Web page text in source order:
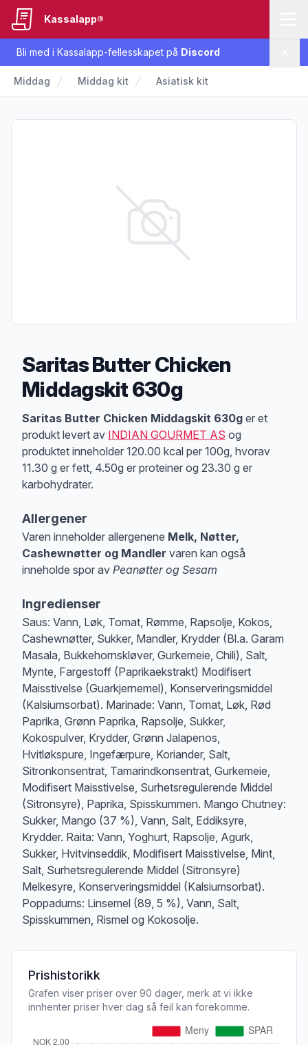
Bli med i Kassalapp-fellesskapet på Discord
Kassalapp®
Middag Middag kit Asiatisk kit
Saritas Butter Chicken
Middagskit 630g
Produktbeskrivelse
Saritas Butter Chicken Middagskit 630g er et
produkt levert av INDIAN GOURMET AS og
produktet inneholder 120.00 kcal per 100g, hvorav
11.30 g er fett, 4.50g er proteiner og 23.30 g er
karbohydrater.
Allergener
Varen inneholder allergenene Melk, Nøtter,
Cashewnøtter og Mandler varen kan også
inneholde spor av Peanøtter og Sesam
Ingredienser
Saus: Vann, Løk, Tomat, Rømme, Rapsolje, Kokos,
Cashewnøtter, Sukker, Mandler, Krydder (Bl.a. Garam
Masala, Bukkehornskløver, Gurkemeie, Chili), Salt,
Mynte, Fargestoff (Paprikaekstrakt) Modifisert
Maisstivelse (Guarkjernemel), Konserveringsmiddel
(Kalsiumsorbat). Marinade: Vann, Tomat, Løk, Rød
Paprika, Grønn Paprika, Rapsolje, Sukker,
Kokospulver, Krydder, Grønn Jalapenos,
Hvitløkspure, Ingefærpure, Koriander, Salt,
Sitronkonsentrat, Tamarindkonsentrat, Gurkemeie,
Modifisert Maisstivelse, Surhetsregulerende Middel
(Sitronsyre), Paprika, Spisskummen. Mango Chutney:
Sukker, Mango (37 %), Vann, Salt, Eddiksyre,
Krydder. Raita: Vann, Yoghurt, Rapsolje, Agurk,
Sukker, Hvitvinseddik, Modifisert Maisstivelse, Mint,
Salt, Surhetsregulerende Middel (Sitronsyre)
Melkesyre, Konserveringsmiddel (Kalsiumsorbat).
Poppadums: Linsemel (89, 5 %), Vann, Salt,
Spisskummen, Rismel og Kokosolje.
Prishistorikk
Grafen viser priser over 90 dager, merk at vi ikke
innhenter priser hver dag så feil kan forekomme.